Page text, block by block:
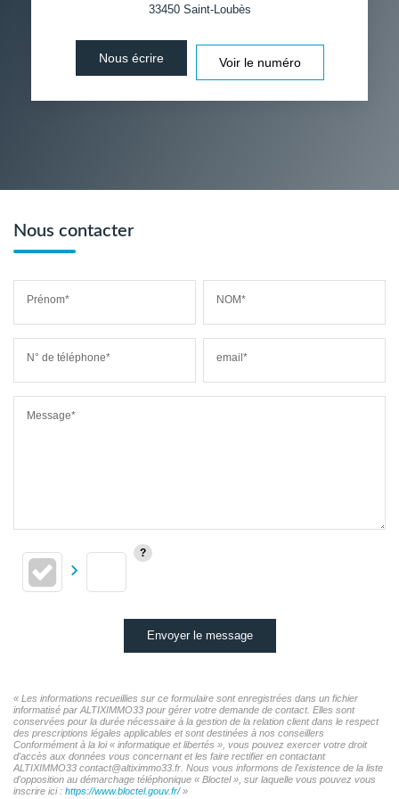
ECOLES ET CRÈCHES
33450 Saint-Loubès
Nous écrire Voir le numéro
Nous contacter
Prénom* NOM*
N° de téléphone* email*
Message*
Envoyer le message
« Les informations recueillies sur ce formulaire sont enregistrées dans un fichier
informatisé par ALTIXIMMO33 pour gérer votre demande de contact. Elles sont
conservées pour la durée nécessaire à la gestion de la relation client dans le respect
des prescriptions légales applicables et sont destinées à nos conseillers
Conformément à la loi « informatique et libertés », vous pouvez exercer votre droit
d'accès aux données vous concernant et les faire rectifier en contactant
ALTIXIMMO33 contact@altiximmo33.fr. Nous vous informons de l'existence de la liste
d'opposition au démarchage téléphonique « Bloctel », sur laquelle vous pouvez vous
inscrire ici : https://www.bloctel.gouv.fr/»